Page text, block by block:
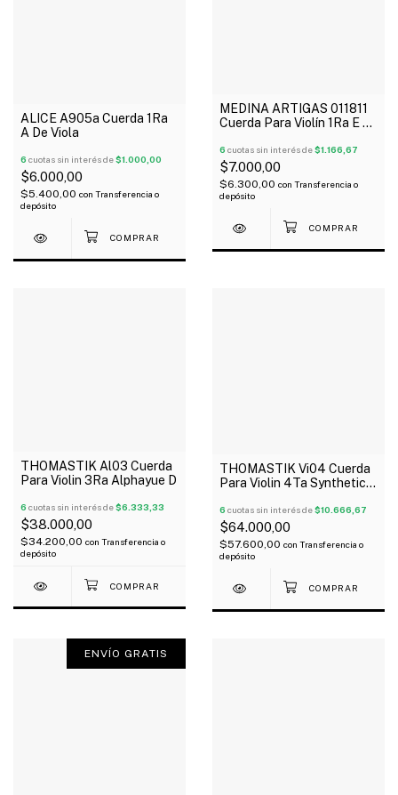
ALICE A905a Cuerda 1Ra
A De Viola
6 cuotas sin interés de$1.000,00
$6.000,00
$5.400,00 con Transferencia o
depósito
MEDINA ARTIGAS 011811
Cuerda Para Violín 1Ra E X
6 cuotas sin interés de$1.166,67
$7.000,00
$6.300,00 con Transferencia o
depósito
THOMASTIK Al03 Cuerda
Para Violin 3Ra Alphayue D
6 cuotas sin interés de$6.333,33
$38.000,00
$34.200,00 con Transferencia o
depósito
THOMASTIK Vi04 Cuerda
Para Violin 4Ta Synthetic
6 cuotas sin interés de$10.666,67
$64.000,00
$57.600,00 con Transferencia o
depósito
ENVÍO GRATIS